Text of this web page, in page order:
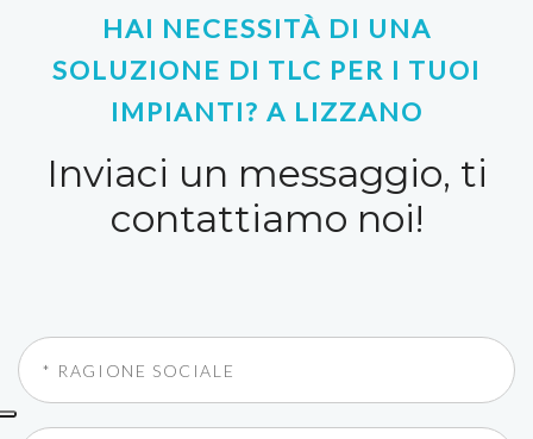
HAI NECESSITÀ DI UNA
SOLUZIONE DI TLC PER I TUOI
IMPIANTI? A LIZZANO
Inviaci un messaggio, ti
contattiamo noi!